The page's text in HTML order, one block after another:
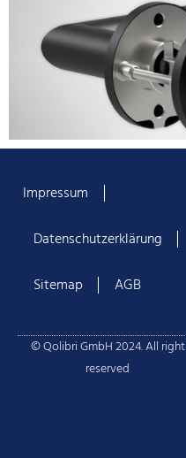
Impressum
Datenschutzerklärung
Sitemap
AGB
© Qolibri GmbH 2024. All right
reserved